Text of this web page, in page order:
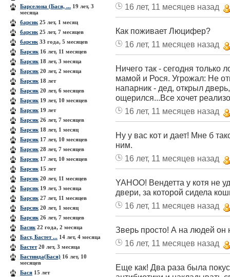
Барселона (Бася, ... 19 лет, 3
месяца
барсик 25 лет, 1 месяц
барсик 25 лет, 7 месяцев
барсик 33 года, 5 месяцев
Барсик 16 лет, 11 месяцев
Барсик 18 лет, 3 месяца
Барсик 20 лет, 2 месяца
Барсик 18 лет
Барсик 20 лет, 6 месяцев
Барсик 19 лет, 10 месяцев
Барсик 19 лет
Барсик 26 лет, 7 месяцев
Барсик 18 лет, 1 месяц
Барсик 17 лет, 10 месяцев
Барсик 28 лет, 7 месяцев
Барсик 17 лет, 10 месяцев
Барсик 15 лет
Барсик 20 лет, 11 месяцев
Барсик 19 лет, 3 месяца
Барсик 27 лет, 11 месяцев
Барсик 20 лет, 1 месяц
Барсик 26 лет, 7 месяцев
Басик 22 года, 2 месяца
Баст, Бастет ... 14 лет, 4 месяца
Бастет20 лет, 3 месяца
Бастинда(Бася) 16 лет, 10
месяцев
Бася 15 лет
16 лет, 11 месяцев назад
Как поживает Люцифер?
16 лет, 11 месяцев назад
Ничего так - сегодня только
мамой и Рося. Угрожал: Не
напарник - дед, открыл
ощерился...Все хочет
16 лет, 11 месяцев назад
Ну у вас кот и дает! Мне б
ним.
16 лет, 11 месяцев назад
YAHOO! Вендетта у котя не
двери, за которой сидела
16 лет, 11 месяцев назад
Зверь просто! А на людей он
16 лет, 11 месяцев назад
Еще как! Два раза была